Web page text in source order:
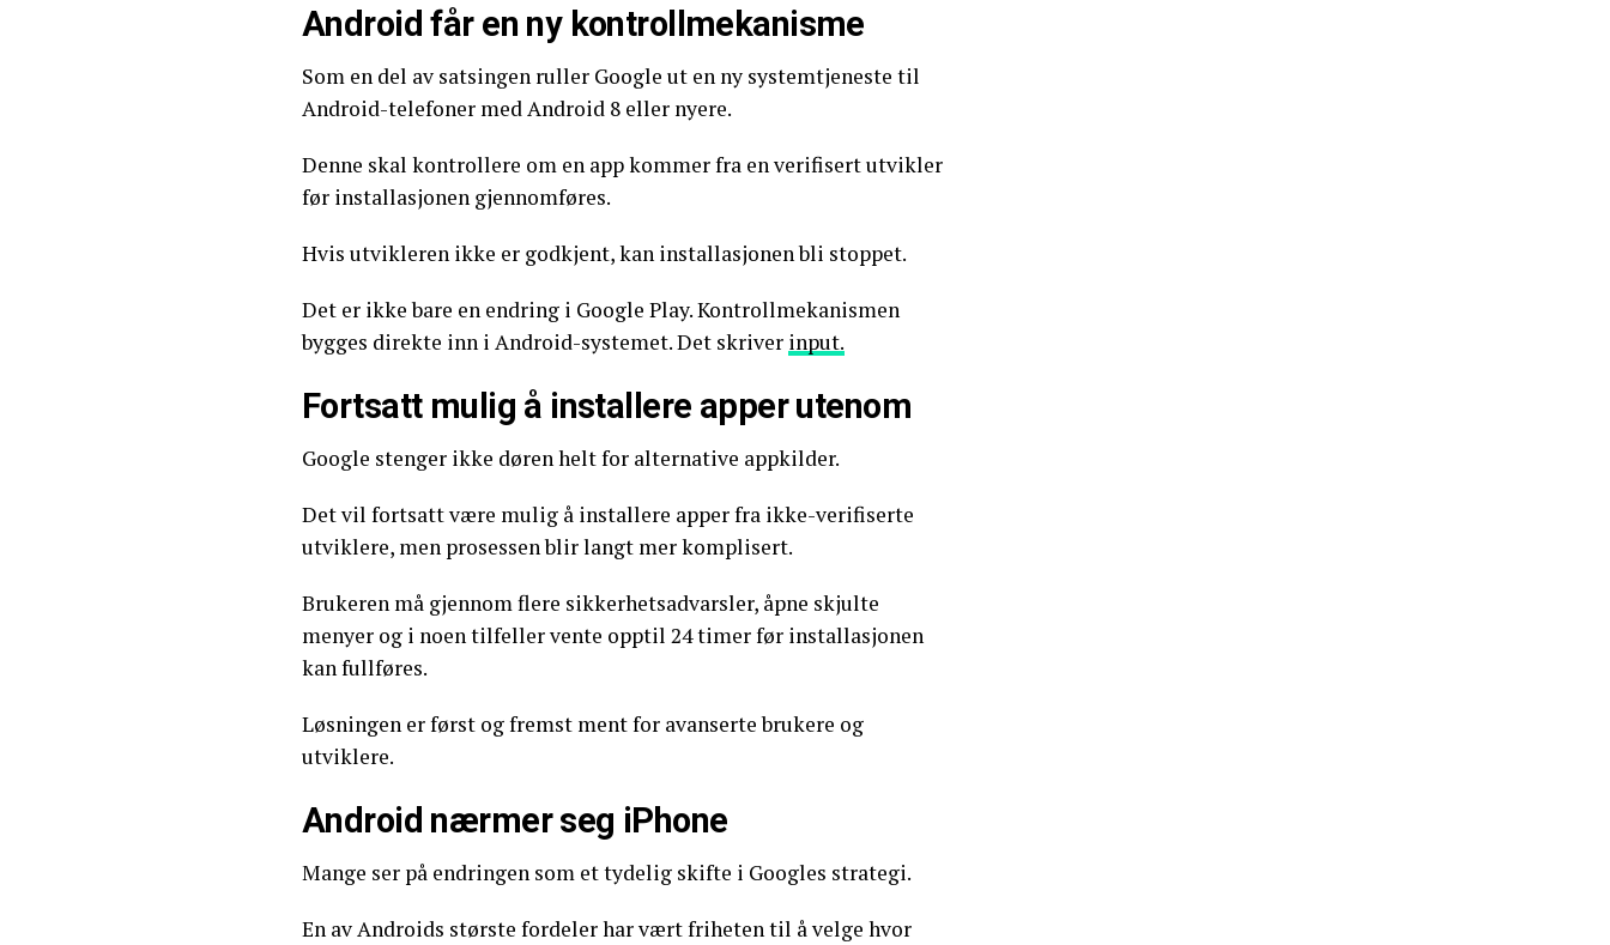
Android får en ny kontrollmekanisme
Som en del av satsingen ruller Google ut en ny systemtjeneste til
Android-telefoner med Android 8 eller nyere.
Denne skal kontrollere om en app kommer fra en verifisert utvikler
før installasjonen gjennomføres.
Hvis utvikleren ikke er godkjent, kan installasjonen bli stoppet.
Det er ikke bare en endring i Google Play. Kontrollmekanismen
bygges direkte inn i Android-systemet. Det skriver input.
Fortsatt mulig å installere apper utenom
Google stenger ikke døren helt for alternative appkilder.
Det vil fortsatt være mulig å installere apper fra ikke-verifiserte
utviklere, men prosessen blir langt mer komplisert.
Brukeren må gjennom flere sikkerhetsadvarsler, åpne skjulte
menyer og i noen tilfeller vente opptil 24 timer før installasjonen
kan fullføres.
Løsningen er først og fremst ment for avanserte brukere og
utviklere.
Android nærmer seg iPhone
Mange ser på endringen som et tydelig skifte i Googles strategi.
En av Androids største fordeler har vært friheten til å velge hvor